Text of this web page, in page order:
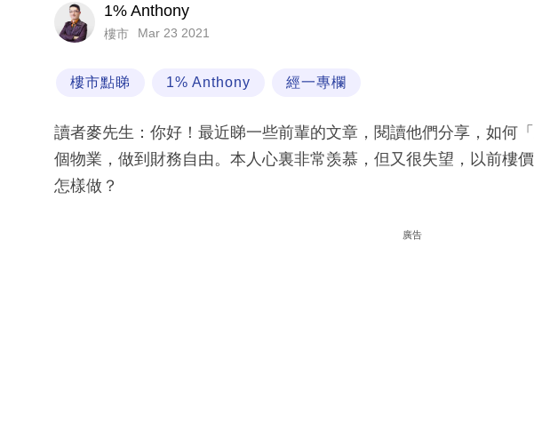
1% Anthony
樓市 Mar 23 2021
樓市點睇 1% Anthony 經一專欄
讀者麥先生：你好！最近睇一些前輩的文章，閱讀他們分享，如何
個物業，做到財務自由。本人心裏非常羡慕，但又很失望，以前樓
怎樣做？
廣告